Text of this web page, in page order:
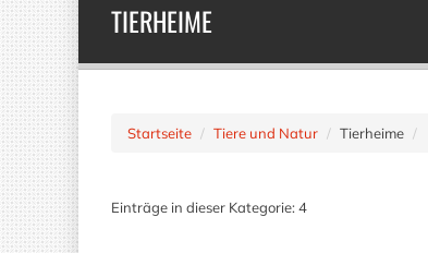
TIERHEIME
Startseite Tiere und Natur Tierheime
Einträge in dieser Kategorie: 4